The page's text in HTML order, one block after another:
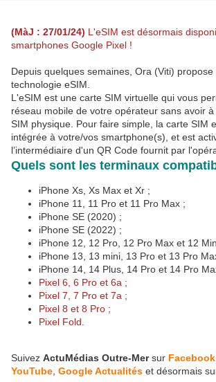
(MàJ : 27/01/24) L'eSIM est désormais
smartphones Google Pixel !
Depuis quelques semaines, Ora (Viti)
technologie eSIM.
L'eSIM est une carte SIM virtuelle qui vous
réseau mobile de votre opérateur sans avoir
SIM physique. Pour faire simple, la carte SIM
intégrée à votre/vos smartphone(s), et est
l’intermédiaire d'un QR Code fournit par
Quels sont les terminaux
iPhone Xs, Xs Max et Xr ;
iPhone 11, 11 Pro et 11 Pro Max ;
iPhone SE (2020) ;
iPhone SE (2022) ;
iPhone 12, 12 Pro, 12 Pro Max et 12
iPhone 13, 13 mini, 13 Pro et 13 Pro
iPhone 14, 14 Plus, 14 Pro et 14 Pro
Pixel 6, 6 Pro et 6a ;
Pixel 7, 7 Pro et 7a ;
Pixel 8 et 8 Pro ;
Pixel Fold.
Suivez ActuMédias Outre-Mersur Facebook
YouTube Google Actualités et désormais